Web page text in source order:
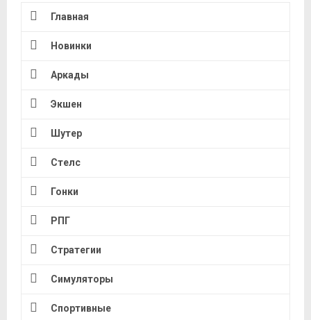
Главная
Новинки
Аркады
Экшен
Шутер
Стелс
Гонки
РПГ
Стратегии
Симуляторы
Спортивные